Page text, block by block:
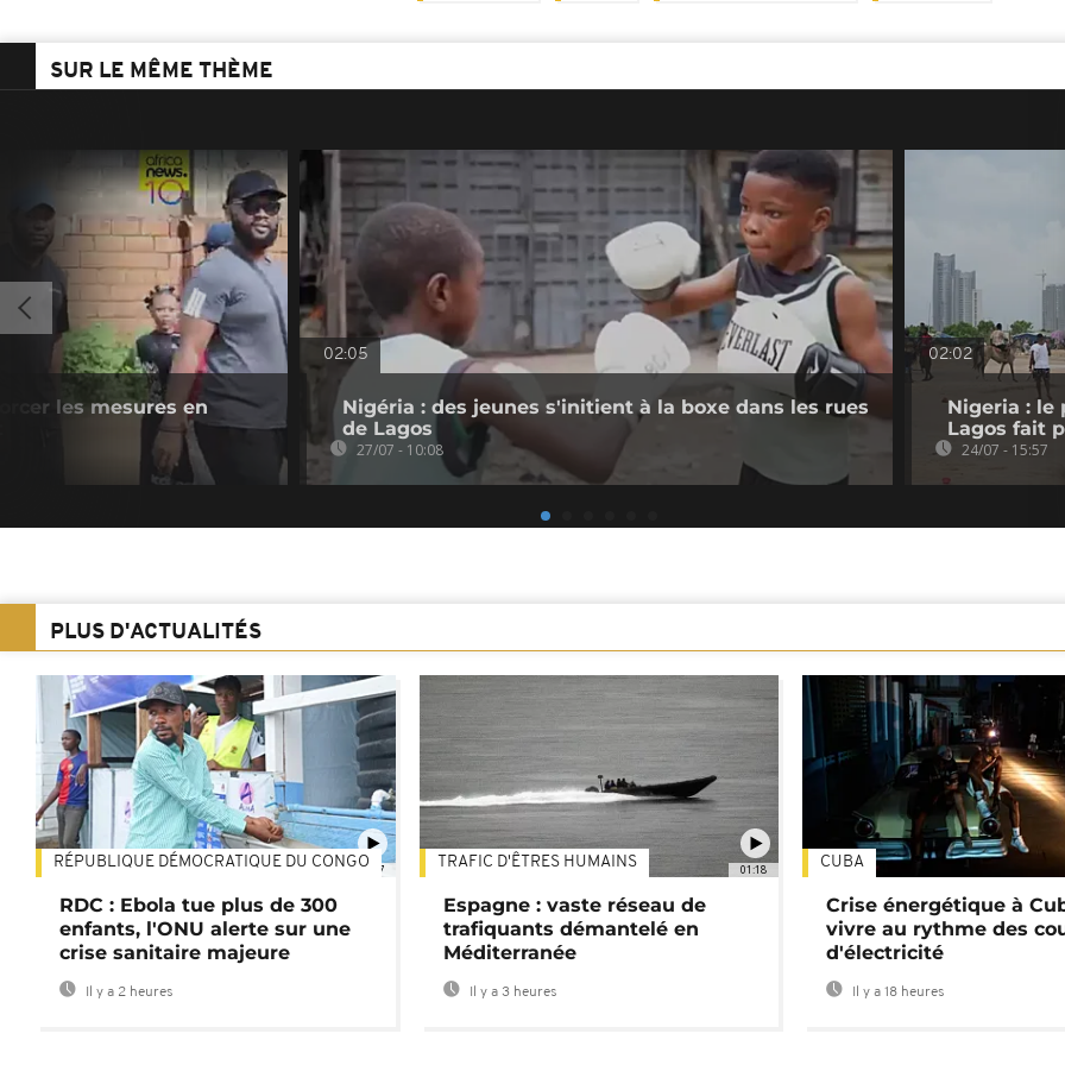
SUR LE MÊME THÈME
les mesures en
02:05
Nigéria : des jeunes s'initient à la boxe dans les rues
de Lagos
27/07 - 10:08
02:02
Nigeria : le
Lagos fait
24/07 - 15:57
PLUS D'ACTUALITÉS
01:47
RÉPUBLIQUE DÉMOCRATIQUE DU CONGO
RDC : Ebola tue plus de 300
enfants, l'ONU alerte sur une
crise sanitaire majeure
Il y a 2 heures
01:18
TRAFIC D'ÊTRES HUMAINS
Espagne : vaste réseau de
trafiquants démantelé en
Méditerranée
Il y a 3 heures
CUBA
Crise énergétique à
vivre au rythme des
d'électricité
Il y a 18 heures